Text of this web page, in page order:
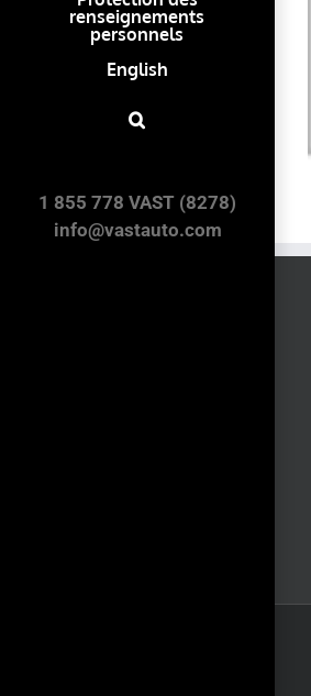
renseignements
personnels
English
1 855 778 VAST (8278)
info@vastauto.com